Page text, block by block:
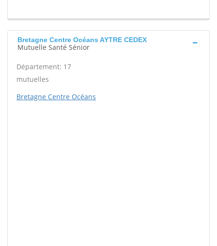
Bretagne Centre Océans AYTRE CEDEX
Mutuelle Santé Sénior
Département: 17
mutuelles
Bretagne Centre Océans